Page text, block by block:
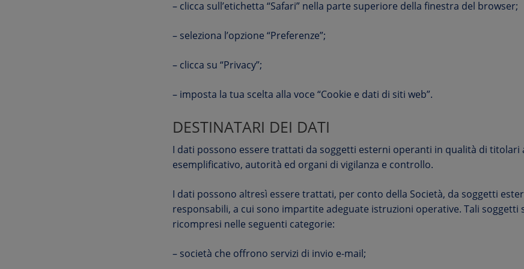
– clicca sull’etichetta “Safari” nella parte superiore della finestra del browser;
– seleziona l’opzione “Preferenze”;
– clicca su “Privacy”;
– imposta la tua scelta alla voce “Cookie e dati di siti web”.
DESTINATARI DEI DATI
I dati possono essere trattati da soggetti esterni operanti in qualità di
esemplificativo, autorità ed organi di vigilanza e controllo.
I dati possono altresì essere trattati, per conto della Società, da soggetti
responsabili, a cui sono impartite adeguate istruzioni operative. Tali soggetti
ricompresi nelle seguenti categorie:
– società che offrono servizi di invio e-mail;